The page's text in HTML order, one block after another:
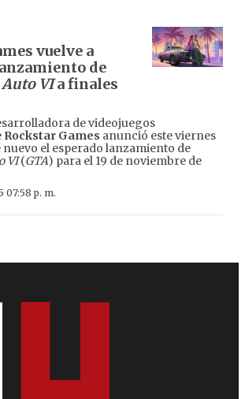
vuelve a
de
VIa finales
de videojuegos
Rockstar Games anunció este viernes
nuevo el esperado lanzamiento de
VI(GTA) para el 19 de noviembre de
07:58 p. m.